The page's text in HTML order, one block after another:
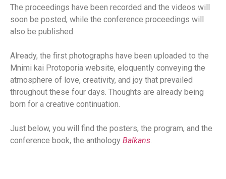
The proceedings have been recorded and the videos will
soon be posted, while the conference proceedings will
also be published.
Already, the first photographs have been uploaded to the
Mnimi kai Protoporia website, eloquently conveying the
atmosphere of love, creativity, and joy that prevailed
throughout these four days. Thoughts are already being
born for a creative continuation.
Just below, you will find the posters, the program, and the
conference book, the anthology Balkans.